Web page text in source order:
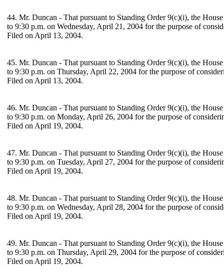
44. Mr. Duncan - That pursuant to Standing Order 9(c)(i), the
to 9:30 p.m. on Wednesday, April 21, 2004 for the purpose of
Filed on April 13, 2004.
45. Mr. Duncan - That pursuant to Standing Order 9(c)(i), the
to 9:30 p.m. on Thursday, April 22, 2004 for the purpose of
Filed on April 13, 2004.
46. Mr. Duncan - That pursuant to Standing Order 9(c)(i), the
to 9:30 p.m. on Monday, April 26, 2004 for the purpose of
Filed on April 19, 2004.
47. Mr. Duncan - That pursuant to Standing Order 9(c)(i), the
to 9:30 p.m. on Tuesday, April 27, 2004 for the purpose of
Filed on April 19, 2004.
48. Mr. Duncan - That pursuant to Standing Order 9(c)(i), the
to 9:30 p.m. on Wednesday, April 28, 2004 for the purpose of
Filed on April 19, 2004.
49. Mr. Duncan - That pursuant to Standing Order 9(c)(i), the
to 9:30 p.m. on Thursday, April 29, 2004 for the purpose of
Filed on April 19, 2004.